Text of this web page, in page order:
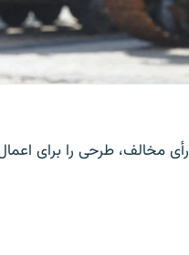
سنای امریکا روز جمعه، ۱۶ اسد، با ۸۶ رأی موافق در برابر ۱۱ رأی